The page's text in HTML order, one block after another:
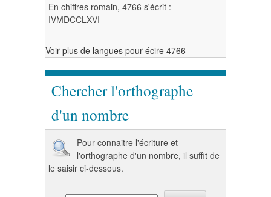
En chiffres romain, 4766 s'écrit :
IVMDCCLXVI
Voir plus de langues pour écire 4766
Chercher l'orthographe
d'un nombre
Pour connaitre l'écriture et
l'orthographe d'un nombre, il suffit de
le saisir ci-dessous.